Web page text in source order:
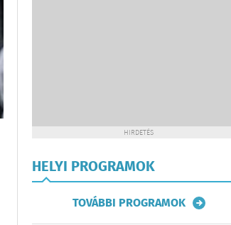
HIRDETÉS
HELYI PROGRAMOK
TOVÁBBI PROGRAMOK